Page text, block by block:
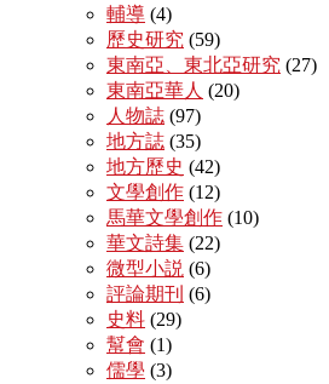
輔導 (4)
歷史研究 (59)
東南亞、東北亞研究 (27)
東南亞華人 (20)
人物誌 (97)
地方誌 (35)
地方歷史 (42)
文學創作 (12)
馬華文學創作 (10)
華文詩集 (22)
微型小説 (6)
評論期刊 (6)
史料 (29)
幫會 (1)
儒學 (3)